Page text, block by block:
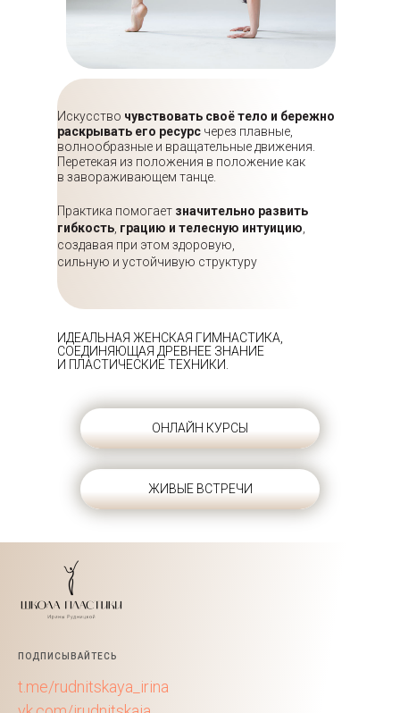
Искусство чувствовать своё тело и бережно
раскрывать его ресурс через плавные,
волнообразные и вращательные движения.
Перетекая из положения в положение как
в завораживающем танце.
Практика помогает значительно развить
гибкость грацию и телесную интуицию
создавая при этом здоровую,
сильную и устойчивую структуру
ИДЕАЛЬНАЯ ЖЕНСКАЯ ГИМНАСТИКА,
СОЕДИНЯЮЩАЯ ДРЕВНЕЕ ЗНАНИЕ
И ПЛАСТИЧЕСКИЕ ТЕХНИКИ.
ОНЛАЙН КУРСЫ
ЖИВЫЕ ВСТРЕЧИ
ПОДПИСЫВАЙТЕСЬ
t.me/rudnitskaya_irina